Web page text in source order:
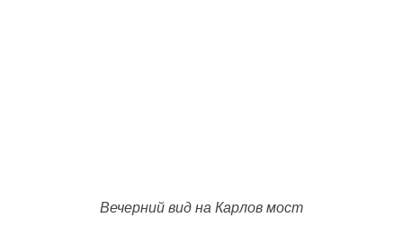
Вечерний вид на Карлов мост